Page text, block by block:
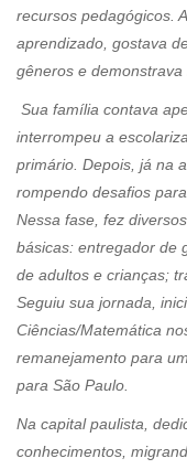
recursos pedagógicos.
aprendizado, gostava
gêneros e demonstrava
Sua família contava
interrompeu a
primário. Depois, já na
rompendo desafios
Nessa fase, fez
básicas: entregador de
de adultos e crianças;
Seguiu sua jornada,
Ciências/Matemática
remanejamento para
para São Paulo.
Na capital paulista,
conhecimentos,